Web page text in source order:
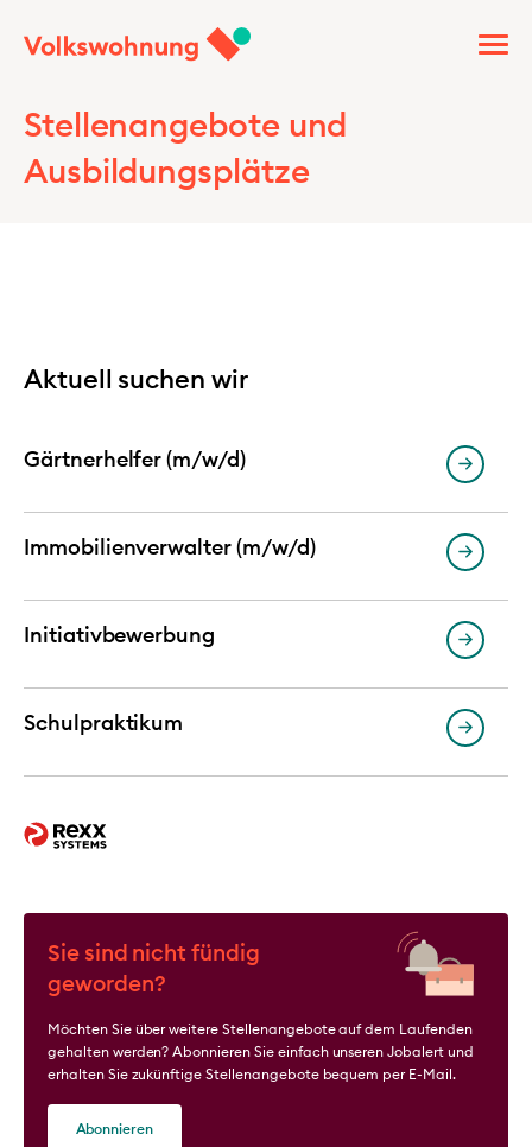
Stellenangebote und
Ausbildungsplätze
Aktuell suchen wir
Gärtnerhelfer (m/w/d)
Immobilienverwalter (m/w/d)
Initiativbewerbung
Schulpraktikum
Sie sind nicht fündig
geworden?
Möchten Sie über weitere Stellenangebote auf dem Laufenden
gehalten werden? Abonnieren Sie einfach unseren Jobalert und
erhalten Sie zukünftige Stellenangebote bequem per E-Mail.
Abonnieren